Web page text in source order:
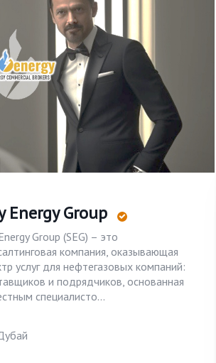
Energy Group
Group (SEG) – это
компания, оказывающая
услуг для нефтегазовых компаний:
и подрядчиков, основанная
специалисто...